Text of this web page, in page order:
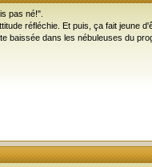
pas né!".
réfléchie. Et puis, ça fait jeune
baissée dans les nébuleuses du